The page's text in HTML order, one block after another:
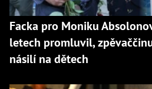
Facka pro Moniku
letech promluvil,
násilí na dětech